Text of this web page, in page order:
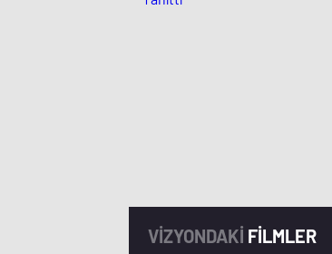
VİZYONDAKİ FİLMLER